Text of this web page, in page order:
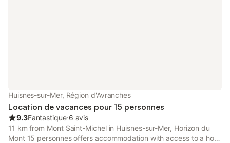
Huisnes-sur-Mer, Région d'Avranches
Location de vacances pour 15 personnes
9.3Fantastique⋅6 avis
11 km from Mont Saint-Michel in Huisnes-sur-Mer, Horizon du
Mont 15 personnes offers accommodation with access to a hot